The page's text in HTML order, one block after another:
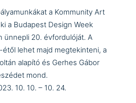
a Kommunity Art
a Budapest Design Week
ünnepli 20. évfordulóját. A
étől lehet majd megtekinteni, a
alapító és Gerhes Gábor
mond.
10. 10. – 10. 24.